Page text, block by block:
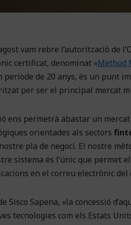
vam rebre l’autorització de
certificat, denominat «Method
període de 20 anys, és un punt
per ser el principal mercat
ens permetrà abastar un
orientades als sectors
pla de negoci. El nostre
sistema és l’únic que permet
en el correu electrònic
Sisco Sapena, «la concessió
tecnologies com els Estats